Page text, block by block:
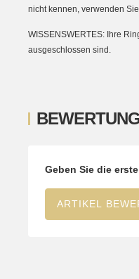
nicht kennen, verwenden
WISSENSWERTES: Ihre
ausgeschlossen sind.
Geben Sie die
ARTIKEL